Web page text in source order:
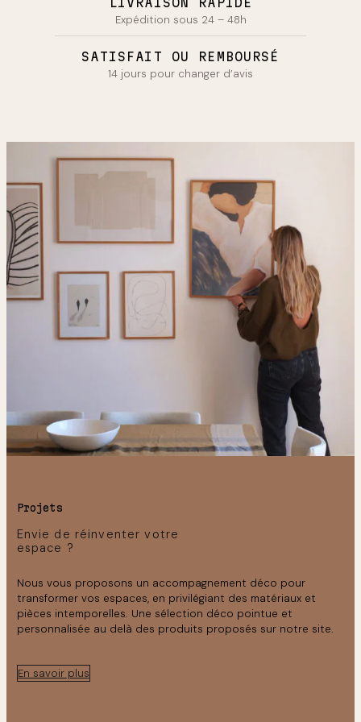
Expédition sous 24 – 48h
SATISFAIT OU REMBOURSÉ
14 jours pour changer d’avis
Projets
Envie de réinventer votre
espace ?
Nous vous proposons un accompagnement déco pour
transformer vos espaces, en privilégiant des matériaux et
pièces intemporelles. Une sélection déco pointue et
personnalisée au delà des produits proposés sur notre site.
En savoir plus